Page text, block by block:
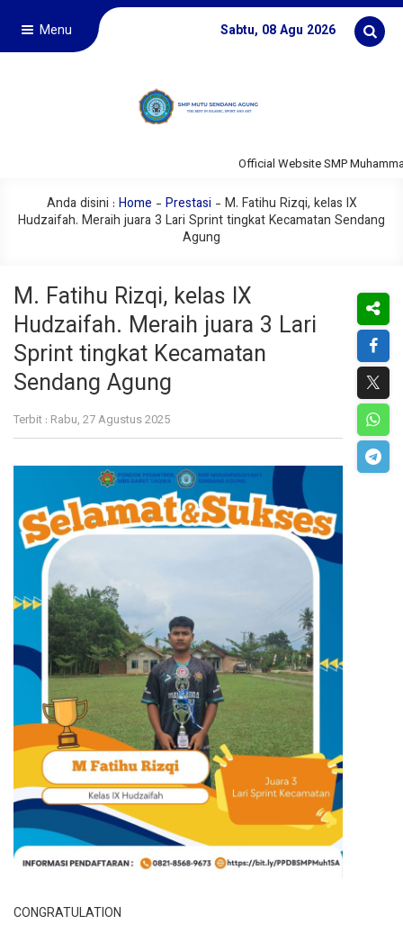
Menu Sabtu, 08 Agu 2026
Official Website SMP
Anda disini : Home - Prestasi - M. Fatihu Rizqi, kelas IX
Hudzaifah. Meraih juara 3 Lari Sprint tingkat Kecamatan Sendang
Agung
M. Fatihu Rizqi, kelas IX
Hudzaifah. Meraih juara 3 Lari
Sprint tingkat Kecamatan
Sendang Agung
Terbit : Rabu, 27 Agustus 2025
CONGRATULATION